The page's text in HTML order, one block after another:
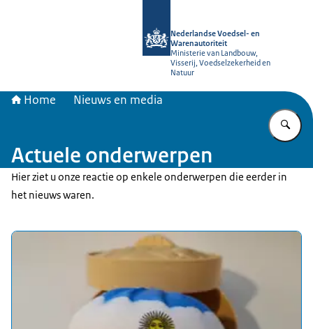
Nederlandse Voedsel- en
Warenautoriteit
Ministerie van Landbouw,
Visserij, Voedselzekerheid en
Natuur
Home Nieuws en media
Actuele onderwerpen
Hier ziet u onze reactie op enkele onderwerpen die eerder in
het nieuws waren.
Uitgelicht